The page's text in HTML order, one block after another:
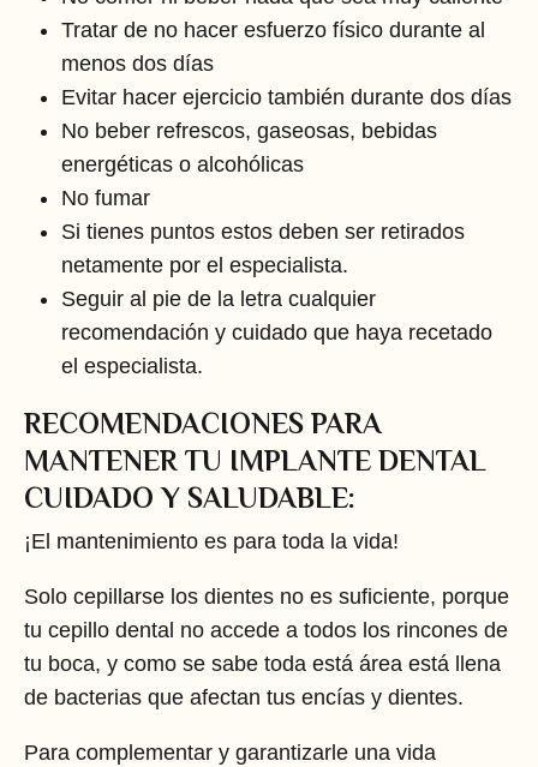
Tratar de no hacer esfuerzo físico durante al
menos dos días
Evitar hacer ejercicio también durante dos días
No beber refrescos, gaseosas, bebidas
energéticas o alcohólicas
No fumar
Si tienes puntos estos deben ser retirados
netamente por el especialista.
Seguir al pie de la letra cualquier
recomendación y cuidado que haya recetado
el especialista.
RECOMENDACIONES PARA
MANTENER TU IMPLANTE DENTAL
CUIDADO Y SALUDABLE:
¡El mantenimiento es para toda la vida!
Solo cepillarse los dientes no es suficiente, porque
tu cepillo dental no accede a todos los rincones de
tu boca, y como se sabe toda está área está llena
de bacterias que afectan tus encías y dientes.
Para complementar y garantizarle una vida